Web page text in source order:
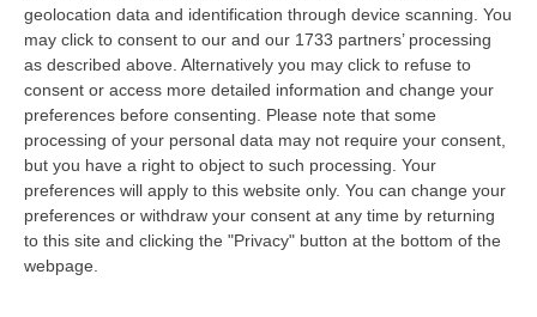
geolocation data and identification through device scanning. You
may click to consent to our and our 1733 partners’ processing
as described above. Alternatively you may click to refuse to
consent or access more detailed information and change your
preferences before consenting.
Please note that some
processing of your personal data may not require your consent,
but you have a right to object to such processing. Your
preferences will apply to this website only. You can change your
preferences or withdraw your consent at any time by returning
to this site and clicking the "Privacy" button at the bottom of the
webpage.
Fondi per il teatro, Oliverio evoca il
complotto
CATANZARO «Da oltre un anno si sta
utilizzando il bando 2016 per il sostegno alle
iniziative teatrali con il chiaro obiettivo di
sollevare polveroni…